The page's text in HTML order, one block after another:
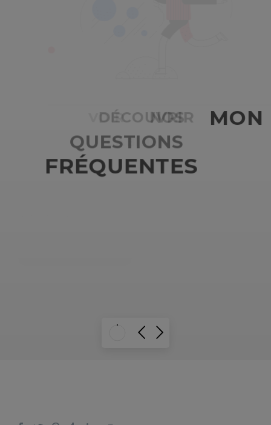
UVRIR M ON
BINET
Retrouvez toutes les informations sur mon cabinet